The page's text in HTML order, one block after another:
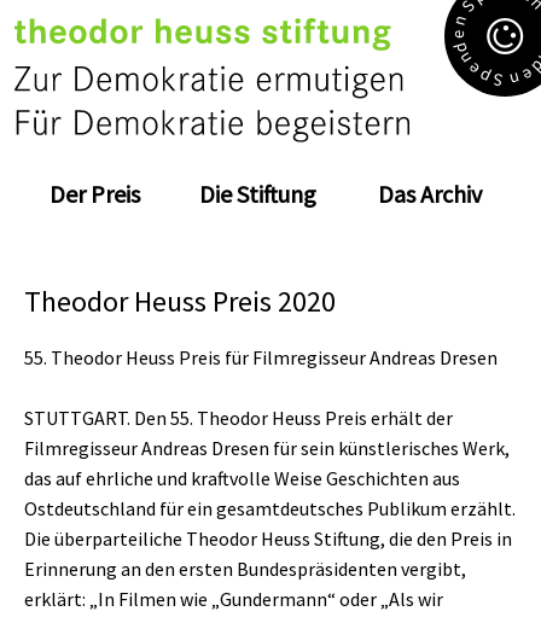
Der Preis Die Stiftung Das Archiv
S
p
e
n
d
e
n
S
e
n
Theodor Heuss Preis 2020
55. Theodor Heuss Preis für Filmregisseur Andreas Dresen
STUTTGART. Den 55. Theodor Heuss Preis erhält der
Filmregisseur Andreas Dresen für sein künstlerisches Werk,
das auf ehrliche und kraftvolle Weise Geschichten aus
Ostdeutschland für ein gesamtdeutsches Publikum erzählt.
Die überparteiliche Theodor Heuss Stiftung, die den Preis in
Erinnerung an den ersten Bundespräsidenten vergibt,
erklärt: „In Filmen wie „Gundermann“ oder „Als wir